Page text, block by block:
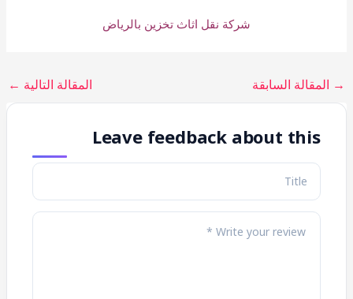
شركة نقل اثاث تخزين بالرياض
→ المقالة السابقة المقالة التالية ←
Leave feedback about this